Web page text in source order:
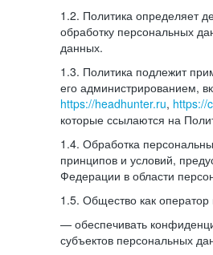
1.2. Политика определяет
обработку персональных
данных.
1.3. Политика подлежит
его администрированием,
https://headhunter.ru, https://
которые ссылаются на
1.4. Обработка
принципов и условий,
Федерации в области
1.5. Общество как
— обеспечивать
субъектов персональных